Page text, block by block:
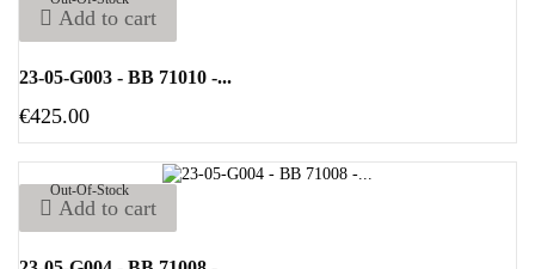
Add to cart
23-05-G003 - BB 71010 -...
€425.00
Out-Of-Stock
Add to cart